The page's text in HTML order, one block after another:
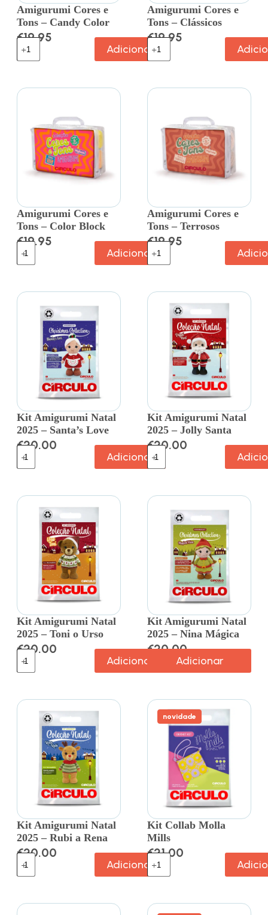
Amigurumi Cores e
Tons – Candy Color
€19.95
Adicionar
Amigurumi Cores e
Tons – Clássicos
€19.95
Amigurumi Cores e
Tons – Color Block
€19.95
Adicionar
Amigurumi Cores e
Tons – Terrosos
€19.95
Kit Amigurumi Natal
2025 – Santa’s Love
€20.00
Adicionar
Kit Amigurumi Natal
2025 – Jolly Santa
€20.00
Kit Amigurumi Natal
2025 – Toni o Urso
€20.00
Adicionar
Kit Amigurumi Natal
2025 – Nina Mágica
€20.00
Adicionar
Kit Amigurumi Natal
2025 – Rubi a Rena
€20.00
Adicionar
novidade
Kit Collab Molla
Mills
€21.00